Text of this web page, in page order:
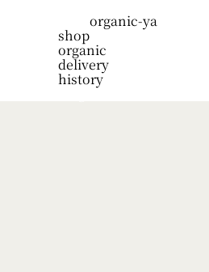
organic-ya
shop
organic
delivery
history